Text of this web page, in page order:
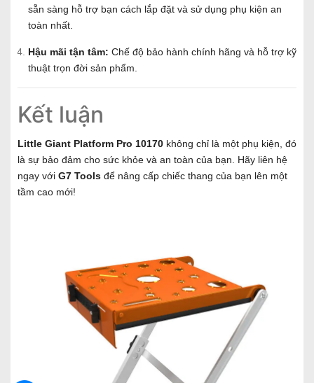
sẵn sàng hỗ trợ bạn cách lắp đặt và sử dụng phụ kiện an
toàn nhất.
Hậu mãi tận tâm: Chế độ bảo hành chính hãng và hỗ trợ kỹ
thuật trọn đời sản phẩm.
Kết luận
Little Giant Platform Pro 10170 không chỉ là một phụ kiện, đó
là sự bảo đảm cho sức khỏe và an toàn của bạn. Hãy liên hệ
ngay với G7 Tools để nâng cấp chiếc thang của bạn lên một
tầm cao mới!